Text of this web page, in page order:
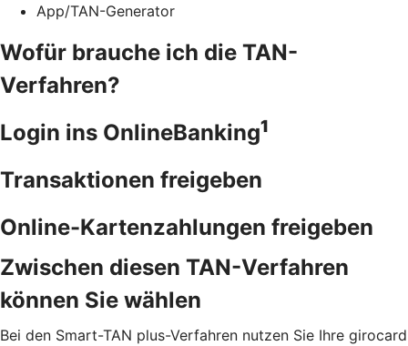
App/TAN-Generator
Wofür brauche ich die TAN-
Verfahren?
Login ins OnlineBanking1
Transaktionen freigeben
Online-Kartenzahlungen freigeben
Zwischen diesen TAN-Verfahren
können Sie wählen
Bei den Smart-TAN plus-Verfahren nutzen Sie Ihre girocard